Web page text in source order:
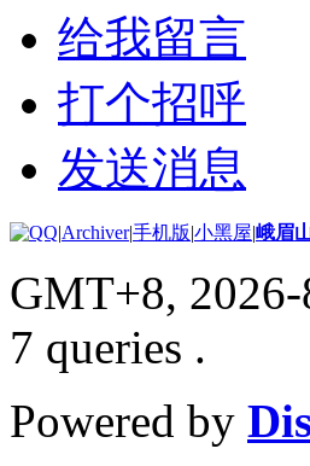
给我留言
打个招呼
发送消息
|Archiver|手机版|小黑屋|峨眉
GMT+8,
7 queries .
Powered by